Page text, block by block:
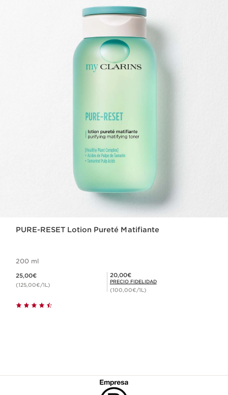
PURE-RESET Lotion Pureté Matifiante
200 ml
25,00€
(125,00€/1L)
Precio Fidelidad 20,00€
20,00€
PRECIO FIDELIDAD
(100,00€/1L)